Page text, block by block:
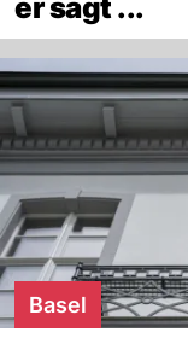
er sagt ...
Basel